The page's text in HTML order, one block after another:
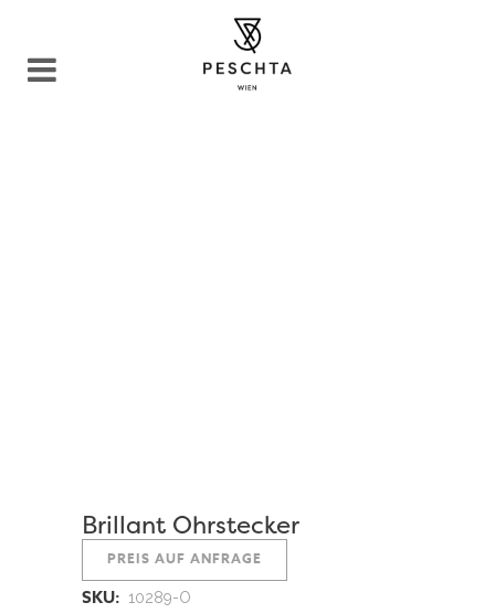
Brillant Ohrstecker
PREIS AUF ANFRAGE
SKU: 10289-O